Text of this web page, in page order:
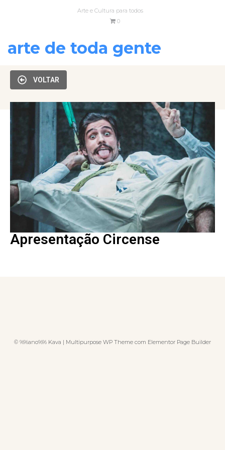
Arte e Cultura para todos
0
arte de toda gente
VOLTAR
Apresentação Circense
© %%ano%% Kava | Multipurpose WP Theme com Elementor Page Builder